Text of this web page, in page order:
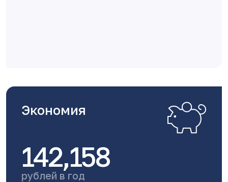
Экономия
142,158
рублей в год